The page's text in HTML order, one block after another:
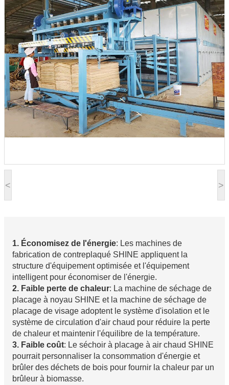
< >
1. Économisez de l'énergie: Les machines de
fabrication de contreplaqué SHINE appliquent la
structure d'équipement optimisée et l'équipement
intelligent pour économiser de l'énergie.
2. Faible perte de chaleur: La machine de séchage de
placage à noyau SHINE et la machine de séchage de
placage de visage adoptent le système d'isolation et le
système de circulation d'air chaud pour réduire la perte
de chaleur et maintenir l'équilibre de la température.
3. Faible coût: Le séchoir à placage à air chaud SHINE
pourrait personnaliser la consommation d'énergie et
brûler des déchets de bois pour fournir la chaleur par un
brûleur à biomasse.